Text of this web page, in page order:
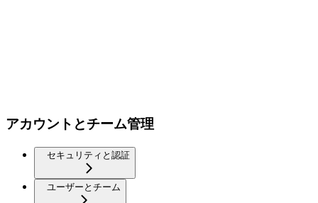
アカウントとチーム管理
セキュリティと認証
ユーザーとチーム